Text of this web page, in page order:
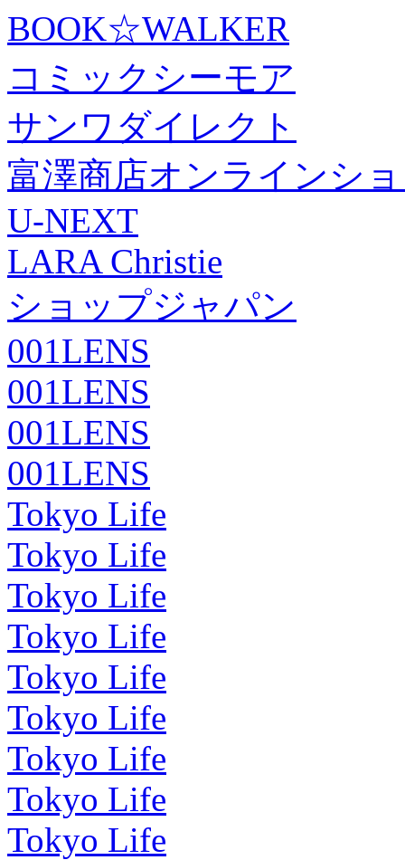
BOOK☆WALKER
コミックシーモア
サンワダイレクト
富澤商店オンラインシ
U-NEXT
LARA Christie
ショップジャパン
001LENS
001LENS
001LENS
001LENS
Tokyo Life
Tokyo Life
Tokyo Life
Tokyo Life
Tokyo Life
Tokyo Life
Tokyo Life
Tokyo Life
Tokyo Life